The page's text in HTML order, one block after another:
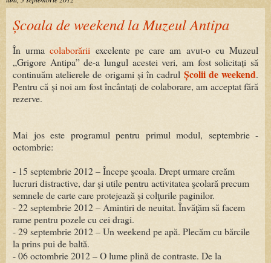
Școala de weekend la Muzeul Antipa
În urmacolaborării excelente pe care am avut-o cu Muzeul
„Grigore Antipa” de-a lungul acestei veri, am fost solicitați să
continuăm atelierele de origami și în cadrul Școlii de weekend.
Pentru că și noi am fost încântați de colaborare, am acceptat fără
rezerve.
Mai jos este programul pentru primul modul, septembrie -
octombrie:
- 15 septembrie 2012 – Începe şcoala. Drept urmare creăm
lucruri distractive, dar şi utile pentru activitatea şcolară precum
semnele de carte care protejează şi colţurile paginilor.
- 22 septembrie 2012 – Amintiri de neuitat. Învăţăm să facem
rame pentru pozele cu cei dragi.
- 29 septembrie 2012 – Un weekend pe apă. Plecăm cu bărcile
la prins pui de baltă.
- 06 octombrie 2012 – O lume plină de contraste. De la